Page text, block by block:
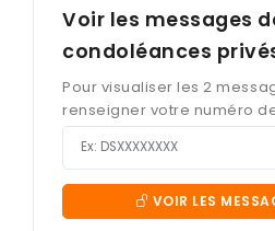
Voir les messages
condoléances
Pour visualiser les 2
renseigner votre numéro
VOIR LES